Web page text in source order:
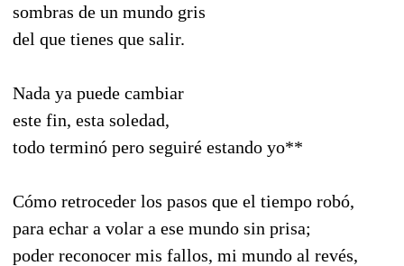
sombras de un mundo gris
del que tienes que salir.
Nada ya puede cambiar
este fin, esta soledad,
todo terminó pero seguiré estando yo**
Cómo retroceder los pasos que el tiempo robó,
para echar a volar a ese mundo sin prisa;
poder reconocer mis fallos, mi mundo al revés,